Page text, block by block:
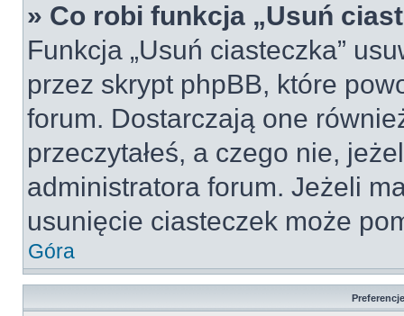
» Co robi funkcja „Usuń
Funkcja „Usuń ciasteczka”
przez skrypt phpBB, które
forum. Dostarczają one
przeczytałeś, a czego nie,
administratora forum. Jeżeli
usunięcie ciasteczek może
Góra